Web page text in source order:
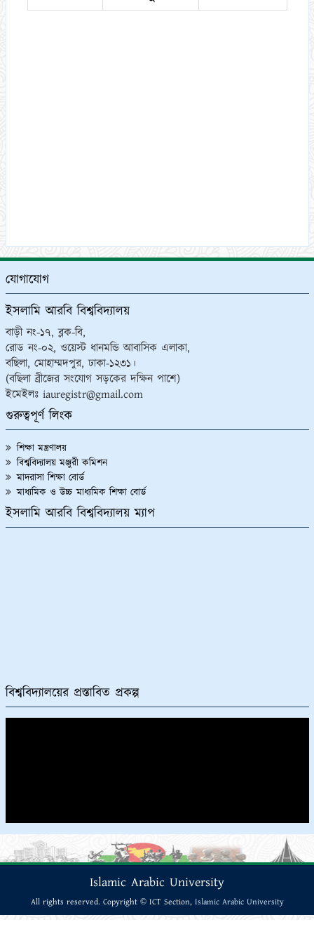
যোগাযোগ
ইসলামি আরবি বিশ্ববিদ্যালয়
বাড়ী নং-১৭, ব্লক-বি,
রোড নং-০২, ওয়েস্ট ধানমন্ডি আবাসিক এলাকা,
বছিলা, মোহাম্মদপুর, ঢাকা-১২৩১।
(বছিলা ব্রীজের সংযোগ সড়কের দক্ষিন পাশে)
ইমেইলঃ iauregistr@gmail.com
গুরুত্বপূর্ণ লিংক
শিক্ষা মন্ত্রণালয়
বিশ্ববিদ্যালয় মঞ্জুরী কমিশন
মাদরাসা শিক্ষা বোর্ড
মাধ্যমিক ও উচ্চ মাধ্যমিক শিক্ষা বোর্ড
ইসলামি আরবি বিশ্ববিদ্যালয় ম্যাপ
বিশ্ববিদ্যালয়ের প্রস্তাবিত প্রকল্প
Islamic Arabic University
All rights reserved. Copyright © ICT Section, Islamic Arabic University